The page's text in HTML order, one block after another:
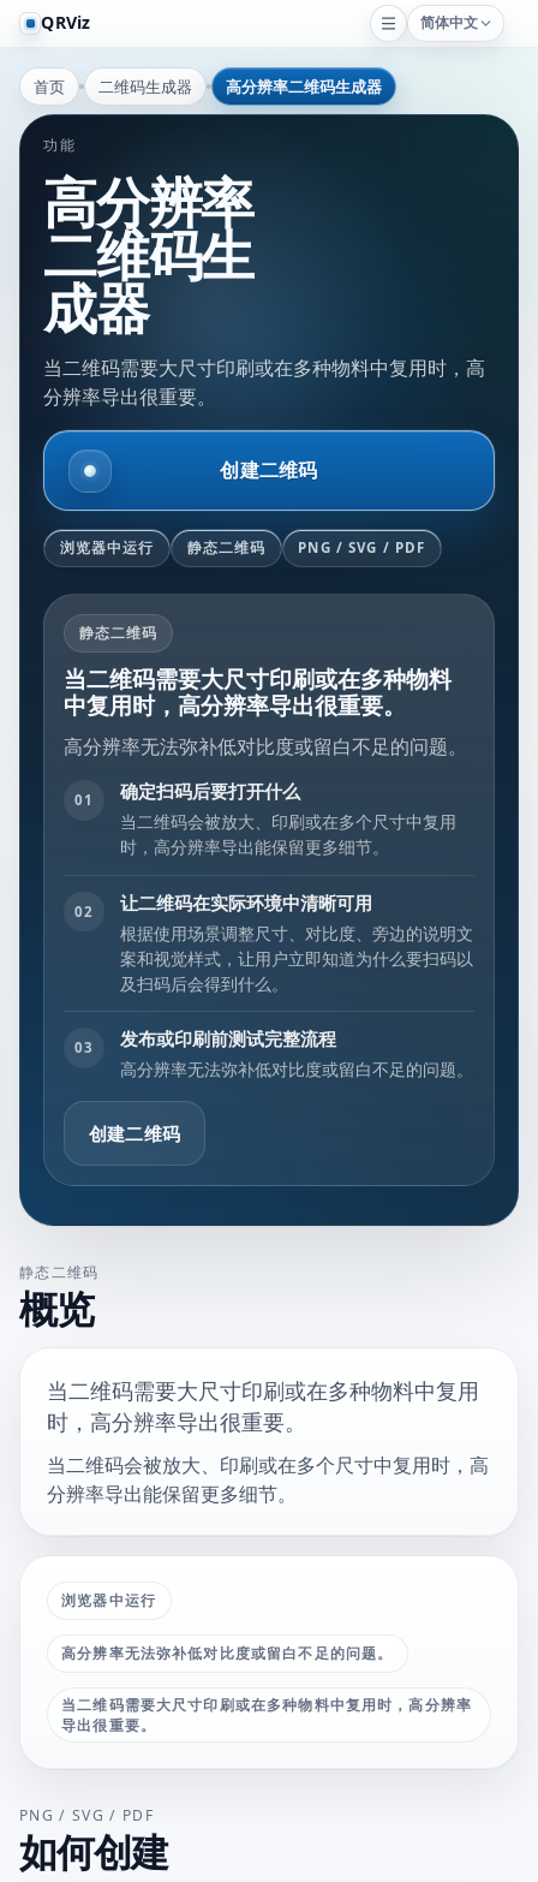
QRViz 简体中文
首页 二维码生成器 高分辨率二维码生成器
功能
高分辨率
二维码生
成器
当二维码需要大尺寸印刷或在多种物料中复用时，高
分辨率导出很重要。
创建二维码
浏览器中运行 静态二维码 PNG / SVG / PDF
静态二维码
当二维码需要大尺寸印刷或在多种物料
中复用时，高分辨率导出很重要。
高分辨率无法弥补低对比度或留白不足的问题。
01 确定扫码后要打开什么
当二维码会被放大、印刷或在多个尺寸中复用
时，高分辨率导出能保留更多细节。
02 让二维码在实际环境中清晰可用
根据使用场景调整尺寸、对比度、旁边的说明文
案和视觉样式，让用户立即知道为什么要扫码以
及扫码后会得到什么。
03 发布或印刷前测试完整流程
高分辨率无法弥补低对比度或留白不足的问题。
创建二维码
静态二维码
概览
当二维码需要大尺寸印刷或在多种物料中复用
时，高分辨率导出很重要。
当二维码会被放大、印刷或在多个尺寸中复用时，高
分辨率导出能保留更多细节。
浏览器中运行
高分辨率无法弥补低对比度或留白不足的问题。
当二维码需要大尺寸印刷或在多种物料中复用时，高分辨率
导出很重要。
PNG / SVG / PDF
如何创建